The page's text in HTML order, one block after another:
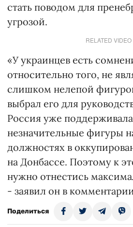
стать поводом для
угрозой.
RELATED VIDEO
«У украинцев есть
относительно того, не
слишком нелепой
выбрал его для
Россия уже поддерживала
незначительные фигуры
должностях в
на Донбассе. Поэтому к
нужно отнестись
- заявил он в
Поделиться